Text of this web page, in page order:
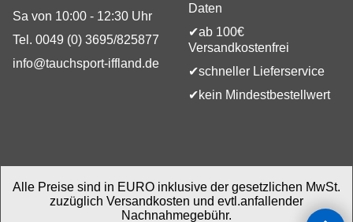
Sa von 10:00 - 12:30 Uhr
Tel. 0049 (0) 3695/825877
info@tauchsport-iffland.de
Daten
✔ab 100€
Versandkostenfrei
✔schneller Lieferservice
✔kein Mindestbestellwert
Alle Preise sind in EURO inklusive der gesetzlichen MwSt.
zuzüglich Versandkosten und evtl.anfallender
Nachnahmegebühr.